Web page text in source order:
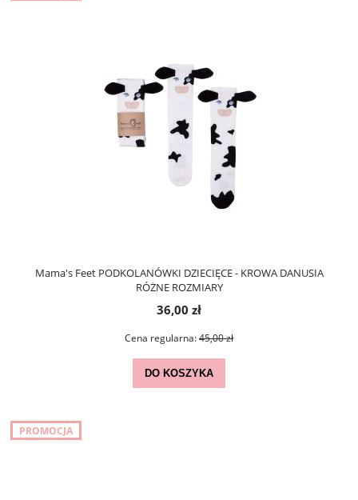
Mama's Feet PODKOLANÓWKI DZIECIĘCE - KROWA DANUSIA
RÓŻNE ROZMIARY
36,00 zł
Cena regularna:45,00 zł
DO KOSZYKA
PROMOCJA